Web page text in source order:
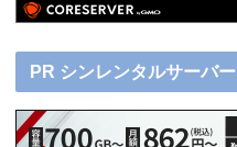
PR シンレンタルサーバー